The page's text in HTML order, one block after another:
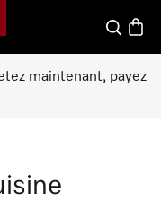
Search
maintenant, payez